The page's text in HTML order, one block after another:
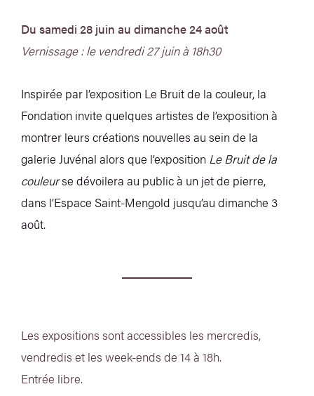
Du samedi 28 juin au dimanche 24 août
Vernissage : le vendredi 27 juin à 18h30
Inspirée par l’exposition Le Bruit de la couleur, la
Fondation invite quelques artistes de l’exposition à
montrer leurs créations nouvelles au sein de la
galerie Juvénal alors que l’exposition Le Bruit de la
couleurse dévoilera au public à un jet de pierre,
dans l’Espace Saint-Mengold jusqu’au dimanche 3
août.
Les expositions sont accessibles les mercredis,
vendredis et les week-ends de 14 à 18h.
Entrée libre.